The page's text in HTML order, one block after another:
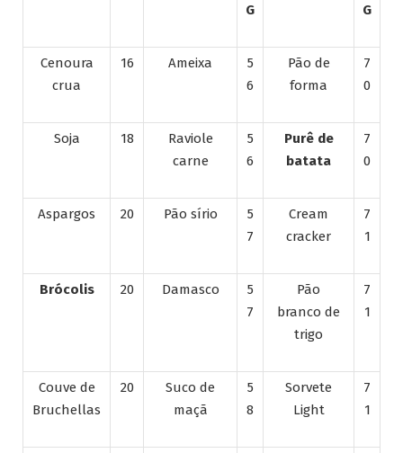
G
G
Cenoura
crua
16 Ameixa
5
6
Pão de
forma
7
0
Soja 18
Raviole
carne
5
6
Purê de
batata
7
0
Aspargos 20 Pão sírio
5
7
Cream
cracker
7
1
Brócolis 20 Damasco
5
7
Pão
branco de
trigo
7
1
Couve de
Bruchellas
20
Suco de
maçã
5
8
Sorvete
Light
7
1